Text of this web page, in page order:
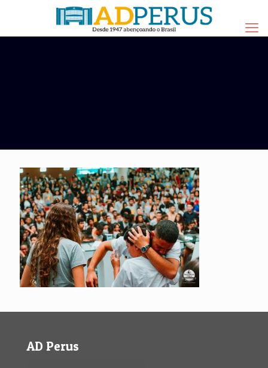
AD Perus